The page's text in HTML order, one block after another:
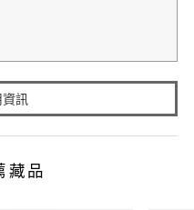
訊
藏品